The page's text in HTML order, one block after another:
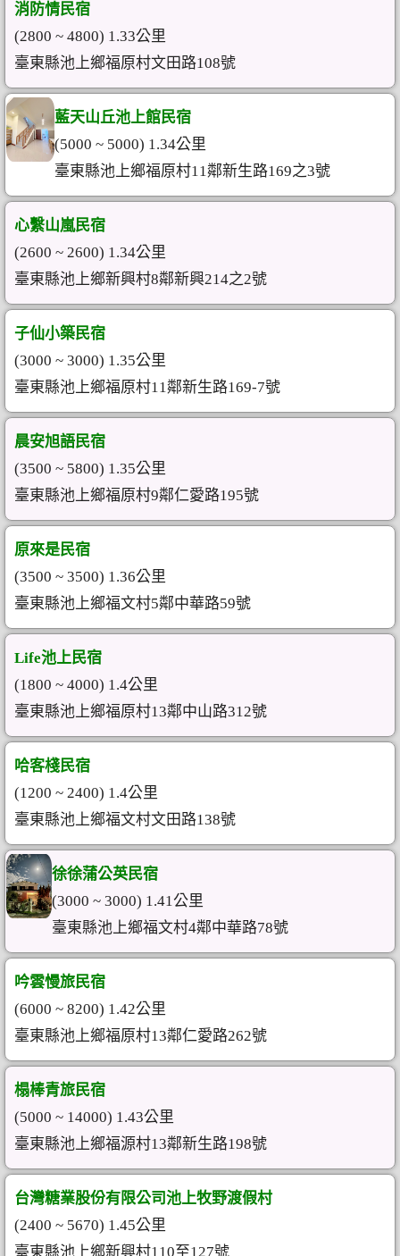
消防情民宿
(2800 ~ 4800) 1.33公里
臺東縣池上鄉福原村文田路108號
藍天山丘池上館民宿
(5000 ~ 5000) 1.34公里
臺東縣池上鄉福原村11鄰新生路169之3號
心繫山嵐民宿
(2600 ~ 2600) 1.34公里
臺東縣池上鄉新興村8鄰新興214之2號
子仙小築民宿
(3000 ~ 3000) 1.35公里
臺東縣池上鄉福原村11鄰新生路169-7號
晨安旭語民宿
(3500 ~ 5800) 1.35公里
臺東縣池上鄉福原村9鄰仁愛路195號
原來是民宿
(3500 ~ 3500) 1.36公里
臺東縣池上鄉福文村5鄰中華路59號
Life池上民宿
(1800 ~ 4000) 1.4公里
臺東縣池上鄉福原村13鄰中山路312號
哈客棧民宿
(1200 ~ 2400) 1.4公里
臺東縣池上鄉福文村文田路138號
徐徐蒲公英民宿
(3000 ~ 3000) 1.41公里
臺東縣池上鄉福文村4鄰中華路78號
吟雲慢旅民宿
(6000 ~ 8200) 1.42公里
臺東縣池上鄉福原村13鄰仁愛路262號
榻棒青旅民宿
(5000 ~ 14000) 1.43公里
臺東縣池上鄉福源村13鄰新生路198號
台灣糖業股份有限公司池上牧野渡假村
(2400 ~ 5670) 1.45公里
臺東縣池上鄉新興村110至127號